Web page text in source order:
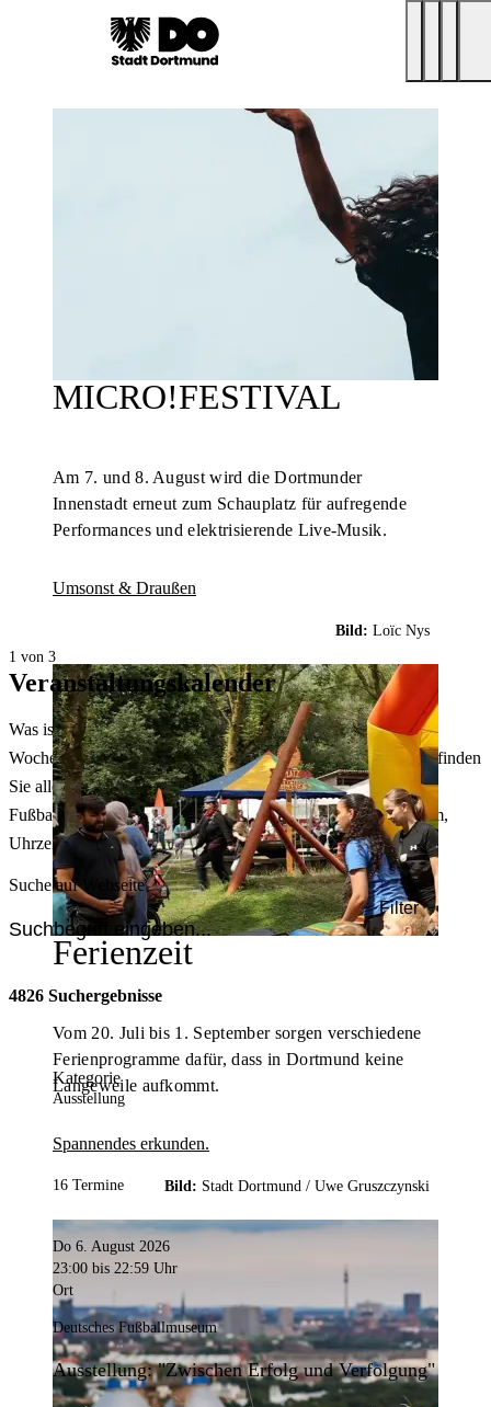
MICRO!FESTIVAL
Am 7. und 8. August wird die Dortmunder
Innenstadt erneut zum Schauplatz für aufregende
Performances und elektrisierende Live-Musik.
Umsonst & Draußen
Bild: Loïc Nys
Ferienzeit
Vom 20. Juli bis 1. September sorgen verschiedene
Ferienprogramme dafür, dass in Dortmund keine
Langeweile aufkommt.
Spannendes erkunden.
Bild: Stadt Dortmund / Uwe Gruszczynski
1 von 3
Veranstaltungskalender
Was ist heute in Dortmund los? Welche Konzerte gibt es am
Wochenende? Im größten Veranstaltungskalender Dortmunds finden
Sie alle Events – von der Stadt- oder Museumsführung übers
Fußballspiel bis zum Flohmarkt. Sie können dabei nach Datum,
Uhrzeit, Ort oder Art der Veranstaltung auswählen. Viel Spaß!
Suche auf Webseite
Filter
4826 Suchergebnisse
Kategorie
Ausstellung
16 Termine
Do 6. August 2026
23:00 bis 22:59 Uhr
Ort
Deutsches Fußballmuseum
Ausstellung: "Zwischen Erfolg und Verfolgung"